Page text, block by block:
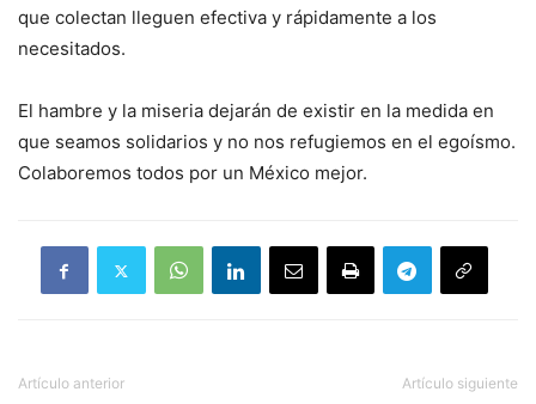
que colectan lleguen efectiva y rápidamente a los
necesitados.
El hambre y la miseria dejarán de existir en la medida en
que seamos solidarios y no nos refugiemos en el egoísmo.
Colaboremos todos por un México mejor.
Artículo anterior Artículo siguiente